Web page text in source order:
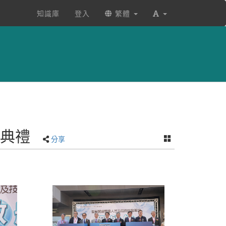
知識庫 登入 繁體
禮 分享